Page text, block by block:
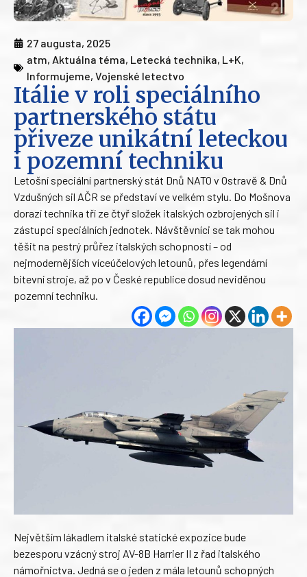
27 augusta, 2025
atm, Aktuálna téma, Letecká technika, L+K,
Informujeme, Vojenské letectvo
Itálie v roli speciálního
partnerského státu
přiveze unikátní leteckou
i pozemní techniku
Letošní speciální partnerský stát Dnů NATO v Ostravě & Dnů
Vzdušných sil AČR se představí ve velkém stylu. Do Mošnova
dorazí technika tří ze čtyř složek italských ozbrojených sil i
zástupci speciálních jednotek. Návštěvníci se tak mohou
těšit na pestrý průřez italských schopností – od
nejmodernějších víceúčelových letounů, přes legendární
bitevní stroje, až po v České republice dosud neviděnou
pozemní techniku.
Největším lákadlem italské statické expozice bude
bezesporu vzácný stroj AV-8B Harrier II z řad italského
námořnictva. Jedná se o jeden z mála letounů schopných